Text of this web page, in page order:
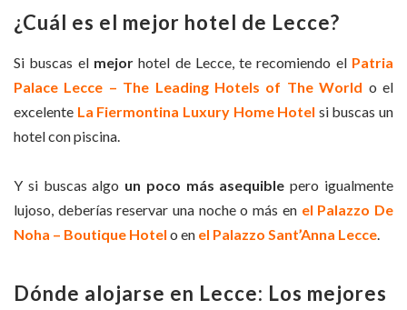
¿Cuál es el mejor hotel de Lecce?
Si buscas el mejorhotel de Lecce, te recomiendo el Patria
Palace Lecce – The Leading Hotels of The World o el
excelente La Fiermontina Luxury Home Hotel si buscas un
hotel con piscina.
Y si buscas algo un poco más asequible pero igualmente
lujoso, deberías reservar una noche o más en el Palazzo De
Noha – Boutique Hotel o en el Palazzo Sant’Anna Lecce.
Dónde alojarse en Lecce: Los mejores